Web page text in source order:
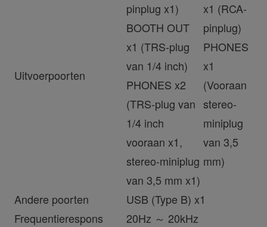
Uitvoerpoorten
pinplug x1)
BOOTH OUT
x1 (TRS-plug
van 1/4 inch)
PHONES x2
(TRS-plug van
1/4 inch
vooraan x1,
stereo-miniplug
van 3,5 mm x1)
x1 (RCA-
pinplug)
PHONES
x1
(Vooraan
stereo-
miniplug
van 3,5
mm)
Andere poorten
USB (Type B) x1
Frequentierespons
20Hz ～ 20kHz